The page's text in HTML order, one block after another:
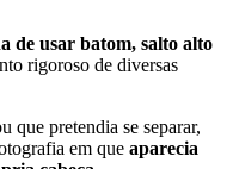
de usar batom, salto alto
rigoroso de diversas
que pretendia se separar,
em que aparecia